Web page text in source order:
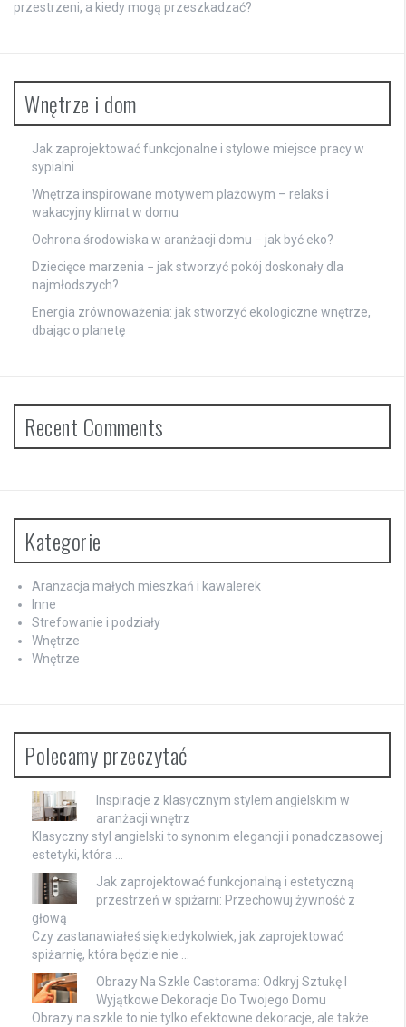
przestrzeni, a kiedy mogą przeszkadzać?
Wnętrze i dom
Jak zaprojektować funkcjonalne i stylowe miejsce pracy w
sypialni
Wnętrza inspirowane motywem plażowym – relaks i
wakacyjny klimat w domu
Ochrona środowiska w aranżacji domu − jak być eko?
Dziecięce marzenia − jak stworzyć pokój doskonały dla
najmłodszych?
Energia zrównoważenia: jak stworzyć ekologiczne wnętrze,
dbając o planetę
Recent Comments
Kategorie
Aranżacja małych mieszkań i kawalerek
Inne
Strefowanie i podziały
Wnętrze
Wnętrze
Polecamy przeczytać
Inspiracje z klasycznym stylem angielskim w
aranżacji wnętrz
Klasyczny styl angielski to synonim elegancji i ponadczasowej
estetyki, która …
Jak zaprojektować funkcjonalną i estetyczną
przestrzeń w spiżarni: Przechowuj żywność z
głową
Czy zastanawiałeś się kiedykolwiek, jak zaprojektować
spiżarnię, która będzie nie …
Obrazy Na Szkle Castorama: Odkryj Sztukę I
Wyjątkowe Dekoracje Do Twojego Domu
Obrazy na szkle to nie tylko efektowne dekoracje, ale także …